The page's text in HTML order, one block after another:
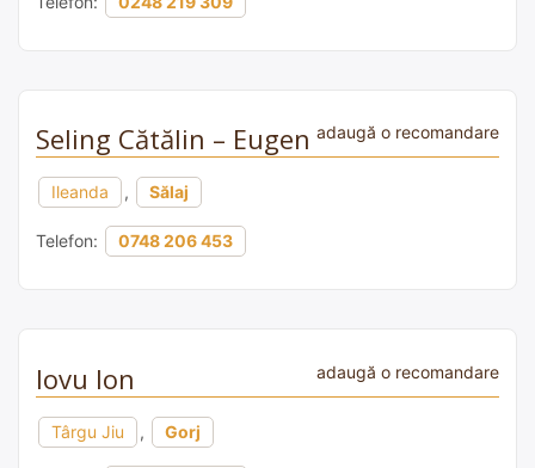
Seling Cătălin – Eugen adaugă o recomandare
Ileanda , Sălaj
Telefon: 0748 206 453
Iovu Ion adaugă o recomandare
Târgu Jiu , Gorj